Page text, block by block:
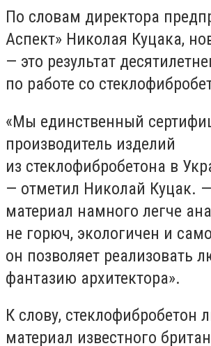
По словам директора
Аспект» Николая Куцака,
— это результат
по работе со
«Мы единственный
производитель изделий
из стеклофибробетона в
— отметил Николай Куцак.
материал намного легче
не горюч, экологичен и
он позволяет реализовать
фантазию архитектора».
К слову, стеклофибробетон
материал известного